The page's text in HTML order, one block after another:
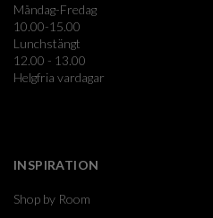
Måndag-Fredag
10.00-15.00
Lunchstängt
12.00 - 13.00
Helgfria vardagar
INSPIRATION
Shop by Room